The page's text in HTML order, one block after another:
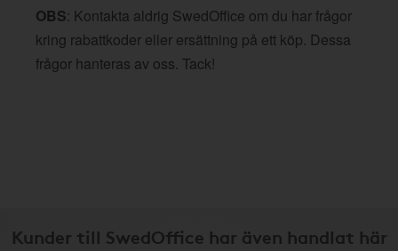
OBS: Kontakta aldrig SwedOffice om du har frågor
kring rabattkoder eller ersättning på ett köp. Dessa
frågor hanteras av oss. Tack!
Kunder till SwedOffice har även handlat här